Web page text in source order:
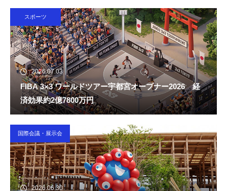
スポーツ
2026.07.03
FIBA 3×3 ワールドツアー宇都宮オープナー2026 経
済効果約2億7800万円
国際会議・展示会
2026.06.30